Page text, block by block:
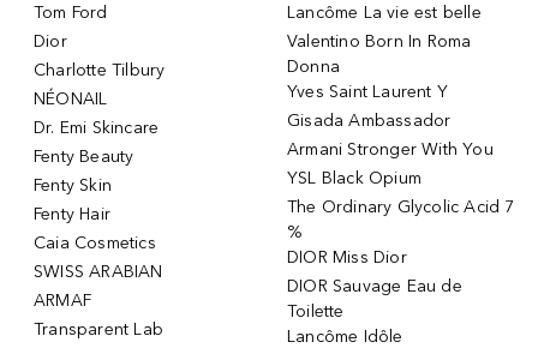
Tom Ford
Dior
Charlotte Tilbury
NÉONAIL
Dr. Emi Skincare
Fenty Beauty
Fenty Skin
Fenty Hair
Caia Cosmetics
SWISS ARABIAN
ARMAF
Transparent Lab
Lancôme La vie est belle
Valentino Born In Roma
Donna
Yves Saint Laurent Y
Gisada Ambassador
Armani Stronger With You
YSL Black Opium
The Ordinary Glycolic Acid 7
%
DIOR Miss Dior
DIOR Sauvage Eau de
Toilette
Lancôme Idôle